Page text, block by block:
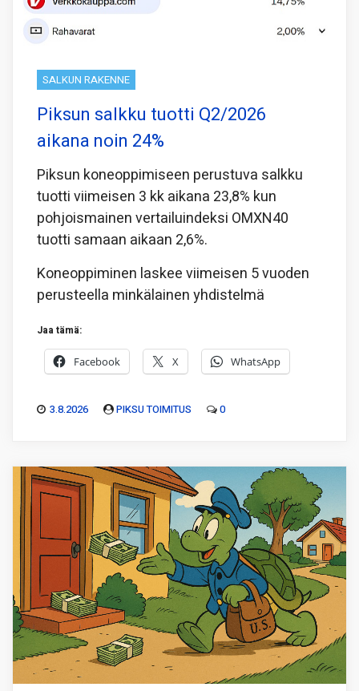
SALKUN RAKENNE
Piksun salkku tuotti Q2/2026
aikana noin 24%
Piksun koneoppimiseen perustuva salkku
tuotti viimeisen 3 kk aikana 23,8% kun
pohjoismainen vertailuindeksi OMXN40
tuotti samaan aikaan 2,6%.
Koneoppiminen laskee viimeisen 5 vuoden
perusteella minkälainen yhdistelmä
Jaa tämä:
Facebook X WhatsApp
3.8.2026 PIKSU TOIMITUS 0